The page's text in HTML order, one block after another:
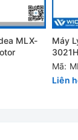
MLX-
Máy
Mã:
Liên